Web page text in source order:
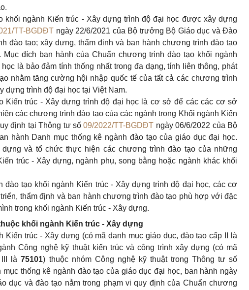
khối ngành Kiến trúc - Xây dựng trình độ đại học được xây dựng
TT-BGDĐT ngày 22/6/2021 của Bộ trưởng Bộ Giáo dục và Đào
đào tạo; xây dựng, thẩm định và ban hành chương trình đào tạo
đích ban hành của Chuẩn chương trình đào tạo khối ngành
là bảo đảm tính thống nhất trong đa dạng, tính liên thông, phát
nhằm tăng cường hội nhập quốc tế của tất cả các chương trình
dựng trình độ đại học tại Việt Nam.
Kiến trúc - Xây dựng trình độ đại học là cơ sở để các các cơ sở
các chương trình đào tạo của các ngành trong Khối ngành Kiến
định tại Thông tư số09/2022/TT-BGDĐT ngày 06/6/2022 của Bộ
hành Danh mục thống kê ngành đào tạo của giáo dục đại học.
và tổ chức thực hiện các chương trình đào tạo của những
trúc - Xây dựng, ngành phụ, song bằng hoặc ngành khác khối
tạo khối ngành Kiến trúc - Xây dựng trình độ đại học, các cơ
thẩm định và ban hành chương trình đào tạo phù hợp với đặc
trong khối ngành Kiến trúc - Xây dựng.
khối ngành Kiến trúc - Xây dựng
Kiến trúc - Xây dựng (có mã danh mục giáo dục, đào tạo cấp II là
Công nghệ kỹ thuật kiến trúc và công trình xây dựng (có mã
III là75101) thuộc nhóm Công nghệ kỹ thuật trong Thông tư số
mục thống kê ngành đào tạo của giáo dục đại học, ban hành ngày
dục và đào tạo nằm trong phạm vi quy định của Chuẩn chương